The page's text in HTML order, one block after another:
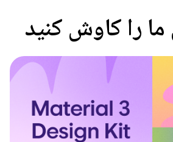
را کاوش کنید